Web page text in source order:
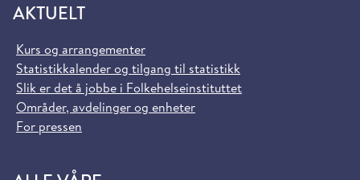
AKTUELT
Kurs og arrangementer
Statistikkalender og tilgang til statistikk
Slik er det å jobbe i Folkehelseinstituttet
Områder, avdelinger og enheter
For pressen